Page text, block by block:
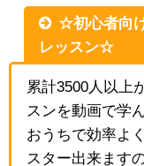
☆初心者向
レッスン☆
累計3500人以上
スンを動画で学
おうちで効率よ
スター出来ます